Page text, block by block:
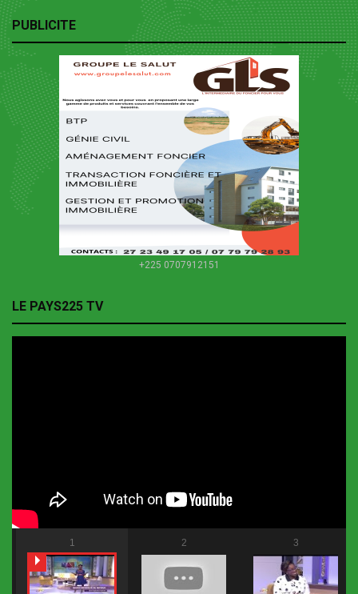
PUBLICITE
+225 0707912151
LE PAYS225 TV
1 2 3